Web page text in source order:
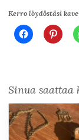
Kerro löydöstäsi
Sinua saattaa